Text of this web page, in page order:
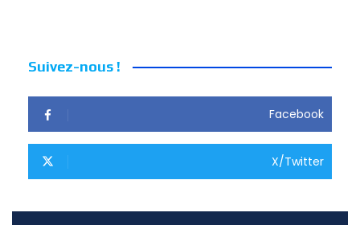
Suivez-nous !
Facebook
X/Twitter